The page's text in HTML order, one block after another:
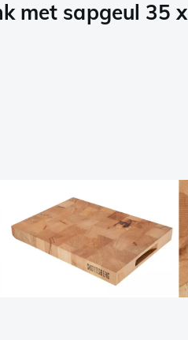
met sapgeul 35